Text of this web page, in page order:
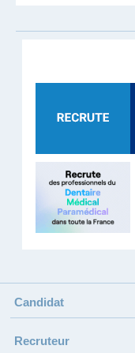
Candidat
Recruteur